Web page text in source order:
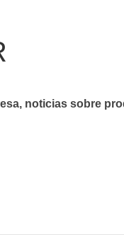
noticias sobre